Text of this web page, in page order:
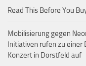
Read This Before You
Mobilisierung gegen
Initiativen rufen zu einer
Konzert in Dorstfeld auf